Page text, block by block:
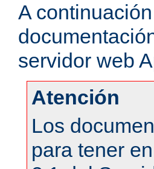
A
servidor web
Atención
Los
para tener